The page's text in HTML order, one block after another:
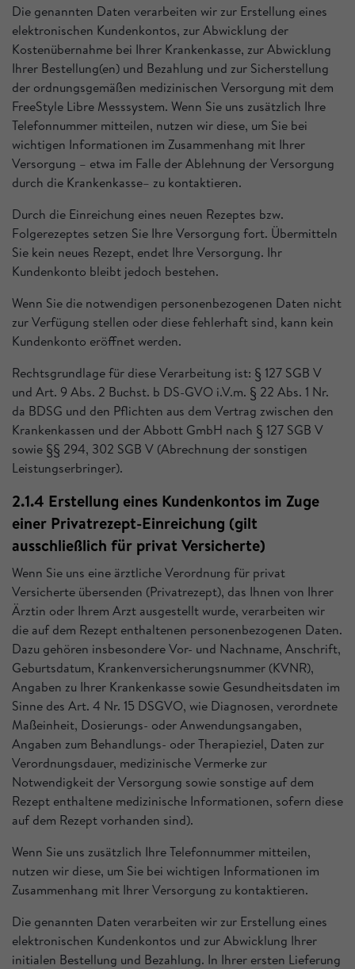
Die genannten Daten verarbeiten wir zur Erstellung eines
elektronischen Kundenkontos, zur Abwicklung der
Kostenübernahme bei Ihrer Krankenkasse, zur Abwicklung
Ihrer Bestellung(en) und Bezahlung und zur Sicherstellung
der ordnungsgemäßen medizinischen Versorgung mit dem
FreeStyle Libre Messsystem. Wenn Sie uns zusätzlich Ihre
Telefonnummer mitteilen, nutzen wir diese, um Sie bei
wichtigen Informationen im Zusammenhang mit Ihrer
Versorgung – etwa im Falle der Ablehnung der Versorgung
durch die Krankenkasse– zu kontaktieren.
Durch die Einreichung eines neuen Rezeptes bzw.
Folgerezeptes setzen Sie Ihre Versorgung fort. Übermitteln
Sie kein neues Rezept, endet Ihre Versorgung. Ihr
Kundenkonto bleibt jedoch bestehen.
Wenn Sie die notwendigen personenbezogenen Daten nicht
zur Verfügung stellen oder diese fehlerhaft sind, kann kein
Kundenkonto eröffnet werden.
Rechtsgrundlage für diese Verarbeitung ist: § 127 SGB V
und Art. 9 Abs. 2 Buchst. b DS-GVO i.V.m. § 22 Abs. 1 Nr.
da BDSG und den Pflichten aus dem Vertrag zwischen den
Krankenkassen und der Abbott GmbH nach § 127 SGB V
sowie §§ 294, 302 SGB V (Abrechnung der sonstigen
Leistungserbringer).
2.1.4 Erstellung eines Kundenkontos im Zuge
einer Privatrezept-Einreichung (gilt
ausschließlich für privat Versicherte)
Wenn Sie uns eine ärztliche Verordnung für privat
Versicherte übersenden (Privatrezept), das Ihnen von Ihrer
Ärztin oder Ihrem Arzt ausgestellt wurde, verarbeiten wir
die auf dem Rezept enthaltenen personenbezogenen Daten.
Dazu gehören insbesondere Vor- und Nachname, Anschrift,
Geburtsdatum, Krankenversicherungsnummer (KVNR),
Angaben zu Ihrer Krankenkasse sowie Gesundheitsdaten im
Sinne des Art. 4 Nr. 15 DSGVO, wie Diagnosen, verordnete
Maßeinheit, Dosierungs- oder Anwendungsangaben,
Angaben zum Behandlungs- oder Therapieziel, Daten zur
Verordnungsdauer, medizinische Vermerke zur
Notwendigkeit der Versorgung sowie sonstige auf dem
Rezept enthaltene medizinische Informationen, sofern diese
auf dem Rezept vorhanden sind).
Wenn Sie uns zusätzlich Ihre Telefonnummer mitteilen,
nutzen wir diese, um Sie bei wichtigen Informationen im
Zusammenhang mit Ihrer Versorgung zu kontaktieren.
Die genannten Daten verarbeiten wir zur Erstellung eines
elektronischen Kundenkontos und zur Abwicklung Ihrer
initialen Bestellung und Bezahlung. In Ihrer ersten Lieferung